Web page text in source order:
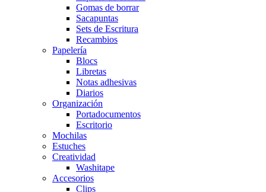
Gomas de borrar
Sacapuntas
Sets de Escritura
Recambios
Papelería
Blocs
Libretas
Notas adhesivas
Diarios
Organización
Portadocumentos
Escritorio
Mochilas
Estuches
Creatividad
Washitape
Accesorios
Clips